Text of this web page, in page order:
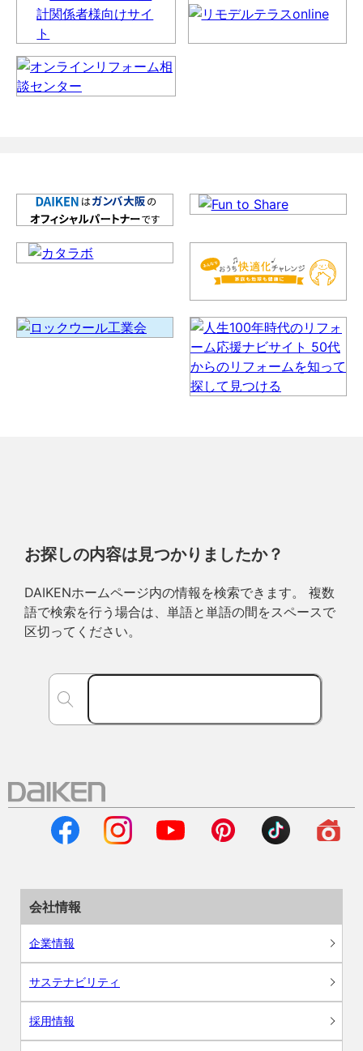
お探しの内容は見つかりましたか？
DAIKENホームページ内の情報を検索できます。 複数
語で検索を行う場合は、単語と単語の間をスペースで
区切ってください。
会社情報
企業情報
サステナビリティ
採用情報